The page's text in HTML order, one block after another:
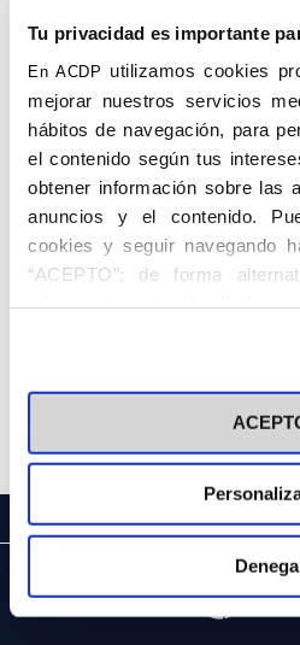
Tu privacidad es importante
En ACDP utilizamos cookies
mejorar nuestros servicios
hábitos de navegación, para
el contenido según tus
obtener información sobre las
anuncios y el contenido.
cookies y seguir navegando
“ACEPTO”; de forma
información más detallada y
en el botón "Personalizar".
visitar nuestra Política de